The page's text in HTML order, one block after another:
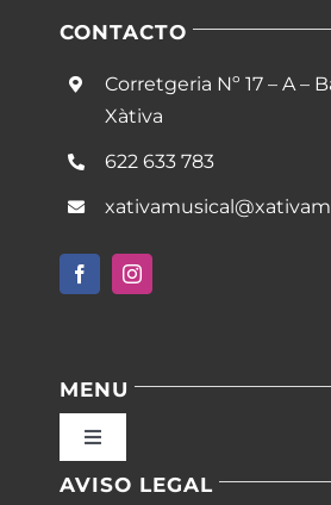
CONTACTO
Corretgeria Nº 17 – A –
Xàtiva
622 633 783
MENU
Toggle
Inicio
AVISO LEGAL